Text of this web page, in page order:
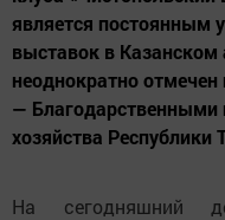
является постоянным
выставок в Казанском
неоднократно
— Благодарственными
хозяйства Республики
На сегодняшний